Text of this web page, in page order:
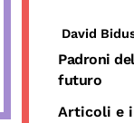
David
Padroni
futuro
Articoli e